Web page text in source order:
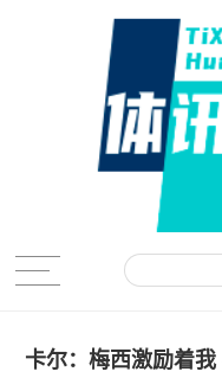
卡尔：梅西激励着